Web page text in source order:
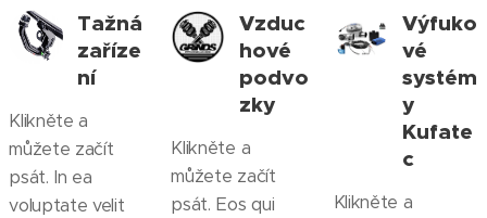
Tažná
zaříze
ní
Klikněte a
můžete začít
psát. In ea
voluptate velit
Vzduc
hové
podvo
zky
Klikněte a
můžete začít
psát. Eos qui
Výfuko
vé
systém
y
Kufate
c
Klikněte a